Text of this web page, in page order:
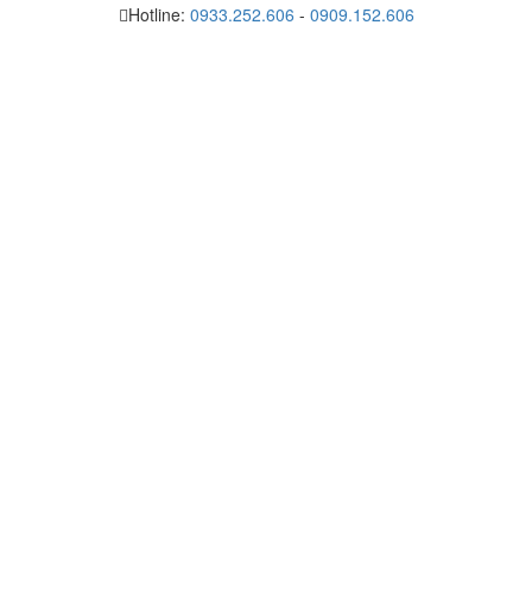
Hotline: 0933.252.606 - 0909.152.606